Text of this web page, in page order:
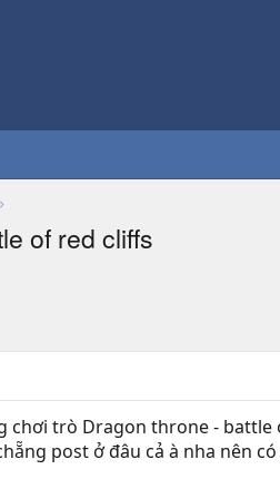
of red cliffs
chơi trò Dragon throne -
post ở đâu cả à nha nên